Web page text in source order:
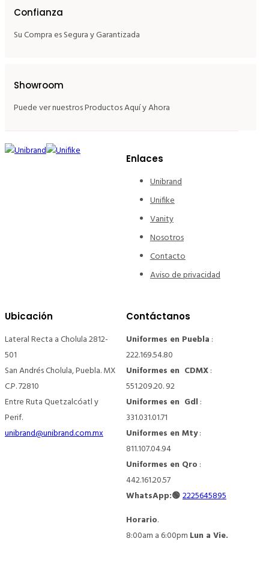
Confianza
Su Compra es Segura y Garantizada
Showroom
Puede ver nuestros Productos Aquí y Ahora
Enlaces
Unibrand
Unifike
Vanity
Nosotros
Contacto
Aviso de privacidad
Ubicación
Lateral Recta a Cholula 2812-
501
San Andrés Cholula, Puebla. MX
C.P. 72810
Entre Ruta Quetzalcóatl y
Perif.
unibrand@unibrand.com.mx
Contáctanos
Uniformes en Puebla :
222.169.54.80
Uniformes en CDMX:
551.209.20. 92
Uniformes en Gdl :
331.031.01.71
Uniformes en Mty:
811.107.04.94
Uniformes en Qro :
442.161.20.57
WhatsApp:🟢2225645895
Horario.
8:00am a 6:00pm Lun a Vie.